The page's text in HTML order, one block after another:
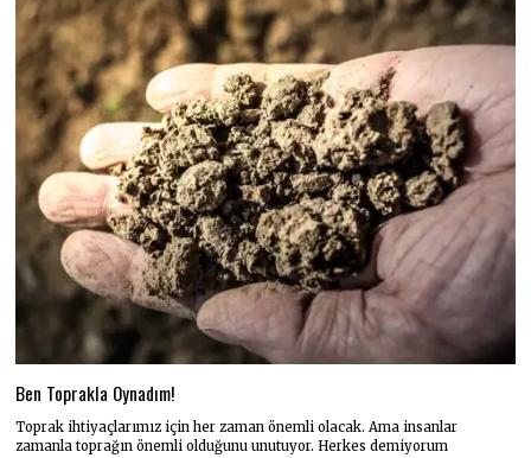
Ben Toprakla Oynadım!
Toprak ihtiyaçlarımız için her zaman önemli olacak. Ama insanlar
zamanla toprağın önemli olduğunu unutuyor. Herkes demiyorum